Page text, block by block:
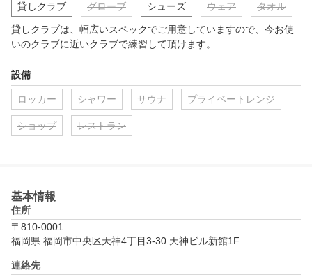
貸しクラブ グローブ シューズ ウェア タオル
貸しクラブは、幅広いスペックでご用意していますので、今お使
いのクラブに近いクラブで練習して頂けます。
設備
ロッカー シャワー サウナ プライベートレンジ
ショップ レストラン
基本情報
住所
〒810-0001
福岡県 福岡市中央区天神4丁目3-30 天神ビル新館1F
連絡先